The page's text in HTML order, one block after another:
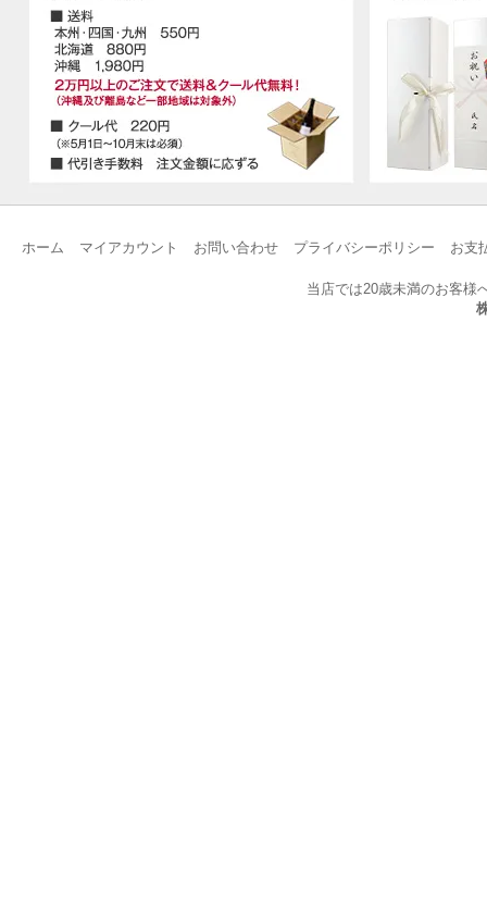
ホーム マイアカウント お問い合わせ プライバシーポリシー お支
当店では20歳未満のお客様